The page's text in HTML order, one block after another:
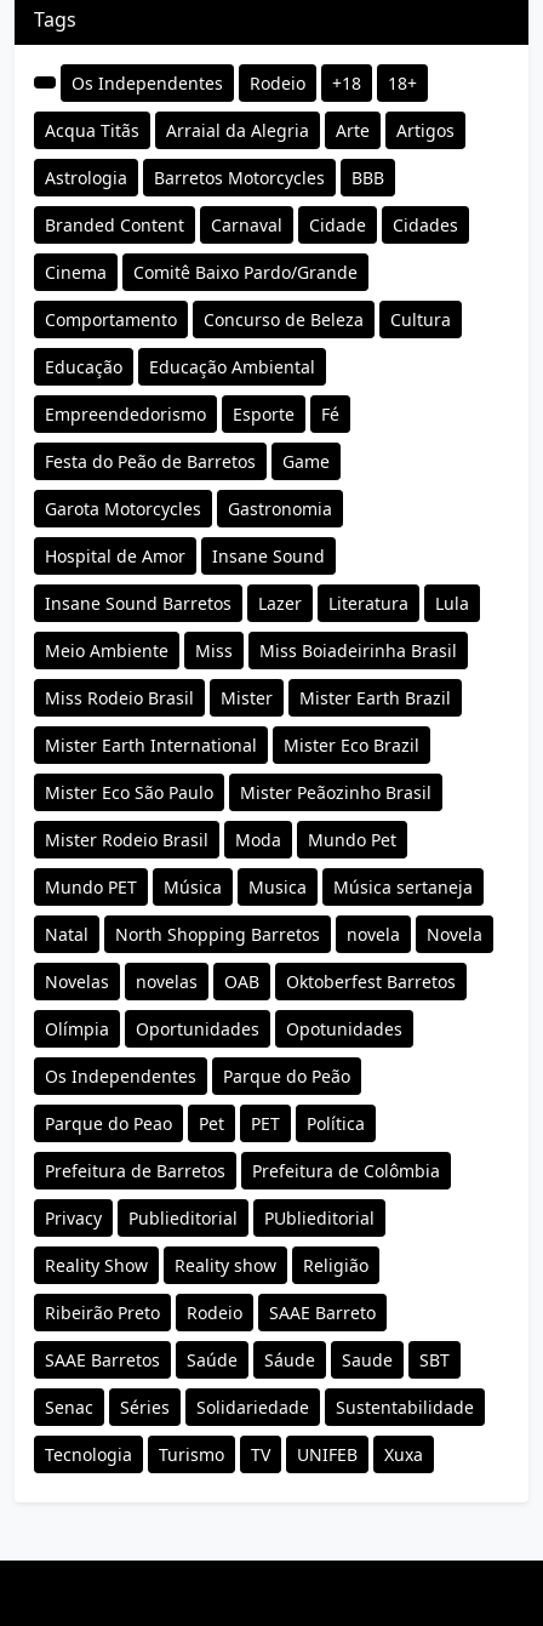
Tags
Os Independentes Rodeio +18 18+
Acqua Titãs Arraial da Alegria Arte Artigos
Astrologia Barretos Motorcycles BBB
Branded Content Carnaval Cidade Cidades
Cinema Comitê Baixo Pardo/Grande
Comportamento Concurso de Beleza Cultura
Educação Educação Ambiental
Empreendedorismo Esporte Fé
Festa do Peão de Barretos Game
Garota Motorcycles Gastronomia
Hospital de Amor Insane Sound
Insane Sound Barretos Lazer Literatura Lula
Meio Ambiente Miss Miss Boiadeirinha Brasil
Miss Rodeio Brasil Mister Mister Earth Brazil
Mister Earth International Mister Eco Brazil
Mister Eco São Paulo Mister Peãozinho Brasil
Mister Rodeio Brasil Moda Mundo Pet
Mundo PET Música Musica Música sertaneja
Natal North Shopping Barretos novela Novela
Novelas novelas OAB Oktoberfest Barretos
Olímpia Oportunidades Opotunidades
Os Independentes Parque do Peão
Parque do Peao Pet PET Política
Prefeitura de Barretos Prefeitura de Colômbia
Privacy Publieditorial PUblieditorial
Reality Show Reality show Religião
Ribeirão Preto Rodeio SAAE Barreto
SAAE Barretos Saúde Sáude Saude SBT
Senac Séries Solidariedade Sustentabilidade
Tecnologia Turismo TV UNIFEB Xuxa